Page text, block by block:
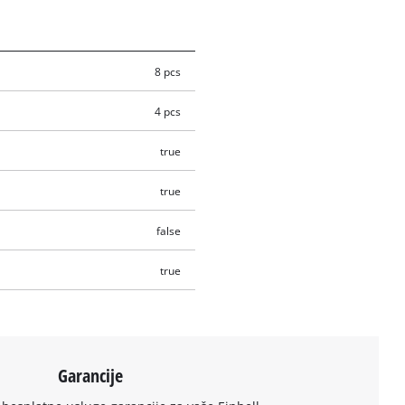
8 pcs
4 pcs
true
true
false
true
Garancije